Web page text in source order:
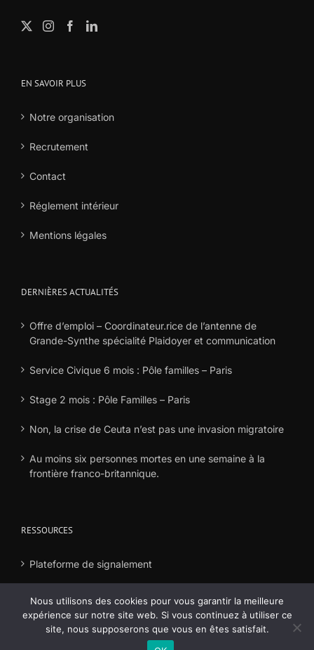
EN SAVOIR PLUS
Notre organisation
Recrutement
Contact
Réglement intérieur
Mentions légales
DERNIÈRES ACTUALITÉS
Offre d’emploi – Coordinateur.rice de l’antenne de
Grande-Synthe spécialité Plaidoyer et communication
Service Civique 6 mois : Pôle familles – Paris
Stage 2 mois : Pôle Familles – Paris
Non, la crise de Ceuta n’est pas une invasion migratoire
Au moins six personnes mortes en une semaine à la
frontière franco-britannique.
RESSOURCES
Plateforme de signalement
Nous utilisons des cookies pour vous garantir la meilleure
expérience sur notre site web. Si vous continuez à utiliser ce
site, nous supposerons que vous en êtes satisfait.